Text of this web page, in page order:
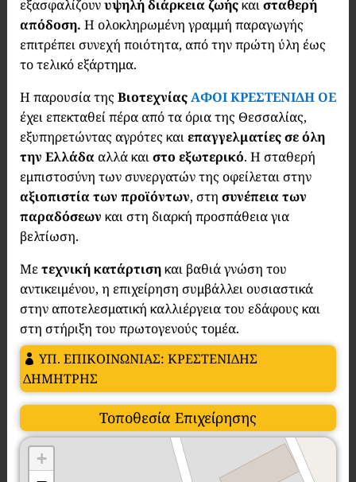
εξασφαλίζουνυψηλή διάρκεια ζωήςκαισταθερή
απόδοση. Η ολοκληρωμένη γραμμή παραγωγής
επιτρέπει συνεχή ποιότητα, από την πρώτη ύλη έως
το τελικό εξάρτημα.
Η παρουσία της ΒιοτεχνίαςΑΦΟΙ ΚΡΕΣΤΕΝΙΔΗ ΟΕ
έχει επεκταθεί πέρα από τα όρια της Θεσσαλίας,
εξυπηρετώντας αγρότες καιεπαγγελματίες σε όλη
την Ελλάδα αλλά καιστο εξωτερικό. Η σταθερή
εμπιστοσύνη των συνεργατών της οφείλεται στην
αξιοπιστία των προϊόντων, στη συνέπεια των
παραδόσεων και στη διαρκή προσπάθεια για
βελτίωση.
Μετεχνική κατάρτισηκαι βαθιά γνώση του
αντικειμένου, η επιχείρηση συμβάλλει ουσιαστικά
στην αποτελεσματική καλλιέργεια του εδάφους και
στη στήριξη του πρωτογενούς τομέα.
ΥΠ. ΕΠΙΚΟΙΝΩΝΙΑΣ: ΚΡΕΣΤΕΝΙΔΗΣ
ΔΗΜΗΤΡΗΣ
Τοποθεσία Επιχείρησης
+